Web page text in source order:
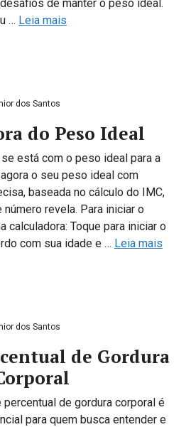
de manter o peso ideal.
… Leia mais
dos Santos
do Peso Ideal
está com o peso ideal para a
o seu peso ideal com
baseada no cálculo do IMC,
revela. Para iniciar o
calculadora: Toque para iniciar o
com sua idade e … Leia mais
dos Santos
de Gordura
de gordura corporal é
para quem busca entender e